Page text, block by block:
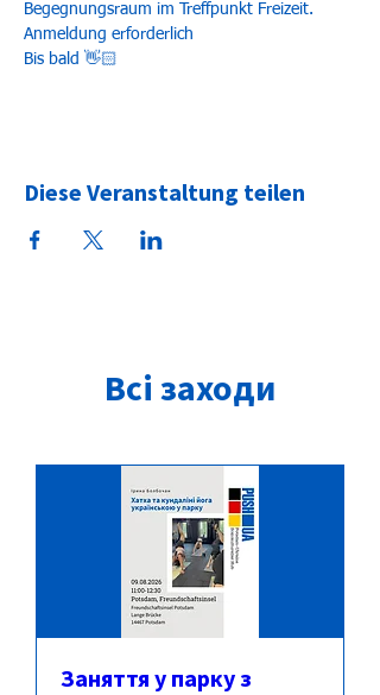
Begegnungsraum im Treffpunkt Freizeit.
Anmeldung erforderlich
Bis bald 👋🏻
Diese Veranstaltung teilen
Всі заходи
Заняття у парку з